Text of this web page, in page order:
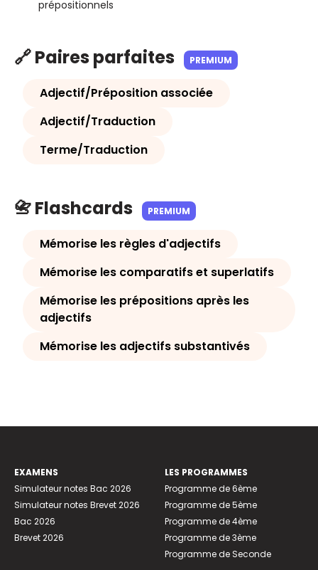
prépositionnels
🔗 Paires parfaites PREMIUM
Adjectif/Préposition associée
Adjectif/Traduction
Terme/Traduction
📇 Flashcards PREMIUM
Mémorise les règles d'adjectifs
Mémorise les comparatifs et superlatifs
Mémorise les prépositions après les
adjectifs
Mémorise les adjectifs substantivés
EXAMENS
Simulateur notes Bac 2026
Simulateur notes Brevet 2026
Bac 2026
Brevet 2026
LES PROGRAMMES
Programme de 6ème
Programme de 5ème
Programme de 4ème
Programme de 3ème
Programme de Seconde